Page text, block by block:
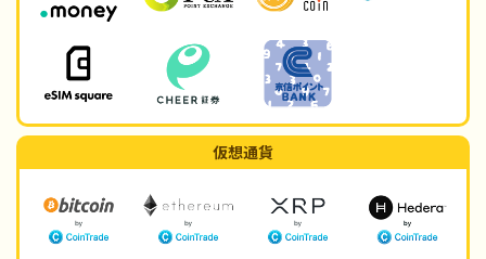
仮想通貨